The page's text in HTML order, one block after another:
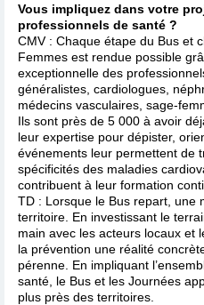
Vous impliquez dans votre
professionnels de santé ?
CMV : Chaque étape du Bus et
Femmes est rendue possible
exceptionnelle des
généralistes, cardiologues,
médecins vasculaires, sage-
Ils sont près de 5 000 à avoir
leur expertise pour dépister,
événements leur permettent de
spécificités des maladies
contribuent à leur formation
TD : Lorsque le Bus repart, une
territoire. En investissant le
main avec les acteurs locaux et
la prévention une réalité
pérenne. En impliquant
santé, le Bus et les Journées
plus près des territoires.